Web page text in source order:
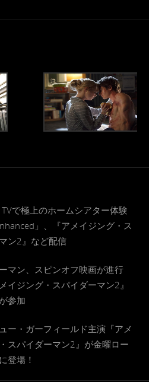
TVで極上のホームシアター体験
」、『アメイジング・ス
ン2』など配信
マン、スピンオフ映画が進行
イジング・スパイダーマン2』
参加
ー・ガーフィールド主演『アメ
スパイダーマン2』が金曜ロー
登場！